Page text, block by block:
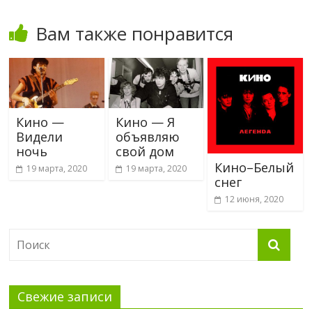
Вам также понравится
Кино —
Видели
ночь
19 марта, 2020
Кино — Я
объявляю
свой дом
19 марта, 2020
Кино–Белый
снег
12 июня, 2020
Свежие записи